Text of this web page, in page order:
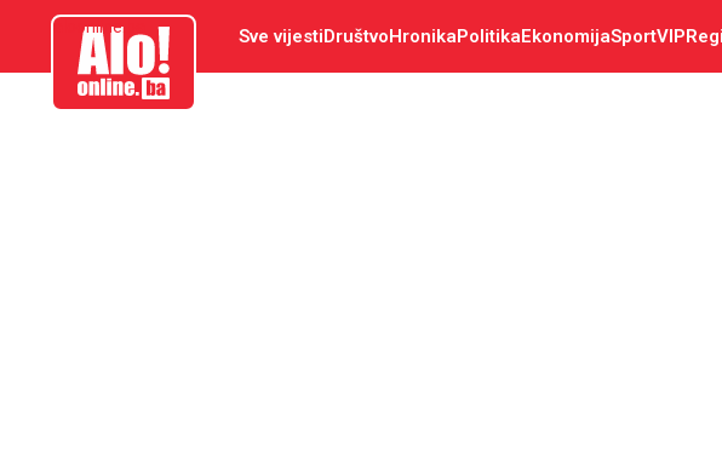
aloonline.ba Sve vijestiDruštvoHronikaPolitikaEkonomijaSportVIP